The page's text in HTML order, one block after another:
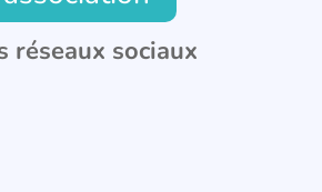
réseaux sociaux